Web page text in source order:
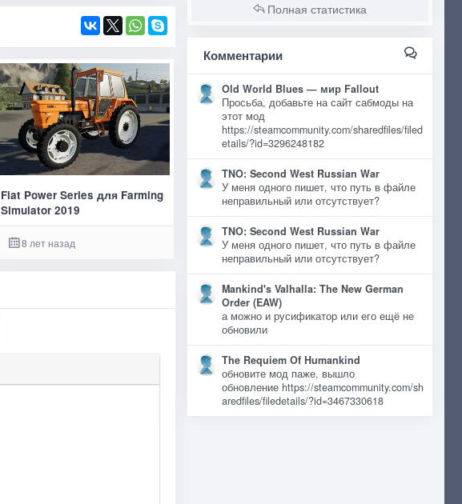
Fiat Power Series для Farming
Simulator 2019
8 лет назад
Полная статистика
Комментарии
Old World Blues — мир Fallout
Просьба, добавьте на сайт сабмоды на
этот мод
https://steamcommunity.com/sharedfiles/filed
etails/?id=3296248182
TNO: Second West Russian War
У меня одного пишет, что путь в файле
неправильный или отсутствует?
TNO: Second West Russian War
У меня одного пишет, что путь в файле
неправильный или отсутствует?
Mankind's Valhalla: The New German
Order (EAW)
а можно и русификатор или его ещё не
обновили
The Requiem Of Humankind
обновите мод паже, вышло
обновление https://steamcommunity.com/sh
aredfiles/filedetails/?id=3467330618